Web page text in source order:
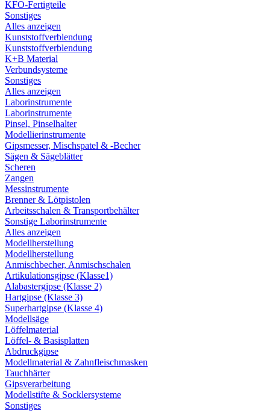
KFO-Fertigteile
Sonstiges
Alles anzeigen
Kunststoffverblendung
Kunststoffverblendung
K+B Material
Verbundsysteme
Sonstiges
Alles anzeigen
Laborinstrumente
Laborinstrumente
Pinsel, Pinselhalter
Modellierinstrumente
Gipsmesser, Mischspatel & -Becher
Sägen & Sägeblätter
Scheren
Zangen
Messinstrumente
Brenner & Lötpistolen
Arbeitsschalen & Transportbehälter
Sonstige Laborinstrumente
Alles anzeigen
Modellherstellung
Modellherstellung
Anmischbecher, Anmischschalen
Artikulationsgipse (Klasse1)
Alabastergipse (Klasse 2)
Hartgipse (Klasse 3)
Superhartgipse (Klasse 4)
Modellsäge
Löffelmaterial
Löffel- & Basisplatten
Abdruckgipse
Modellmaterial & Zahnfleischmasken
Tauchhärter
Gipsverarbeitung
Modellstifte & Socklersysteme
Sonstiges